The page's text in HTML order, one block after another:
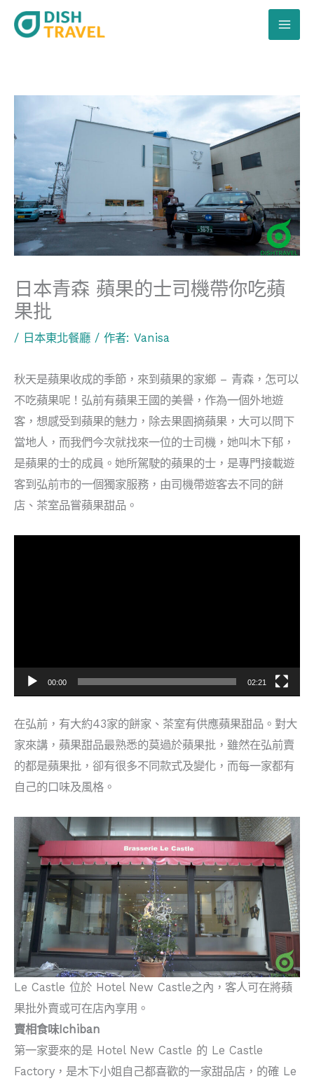
日本青森 蘋果的士司機帶你吃蘋
果批
/ 日本東北餐廳 / 作者: Vanisa
秋天是蘋果收成的季節，來到蘋果的家鄉 – 青森，怎可以
不吃蘋果呢！弘前有蘋果王國的美譽，作為一個外地遊
客，想感受到蘋果的魅力，除去果園摘蘋果，大可以問下
當地人，而我們今次就找來一位的士司機，她叫木下郁，
是蘋果的士的成員。她所駕駛的蘋果的士，是專門接載遊
客到弘前市的一個獨家服務，由司機帶遊客去不同的餅
店、茶室品嘗蘋果甜品。
00:00 02:21
在弘前，有大約43家的餅家、茶室有供應蘋果甜品。對大
家來講，蘋果甜品最熟悉的莫過於蘋果批，雖然在弘前賣
的都是蘋果批，卻有很多不同款式及變化，而每一家都有
自己的口味及風格。
Le Castle 位於 Hotel New Castle之內，客人可在將蘋
果批外賣或可在店內享用。
賣相食味Ichiban
第一家要來的是 Hotel New Castle 的 Le Castle
Factory，是木下小姐自己都喜歡的一家甜品店，的確 Le